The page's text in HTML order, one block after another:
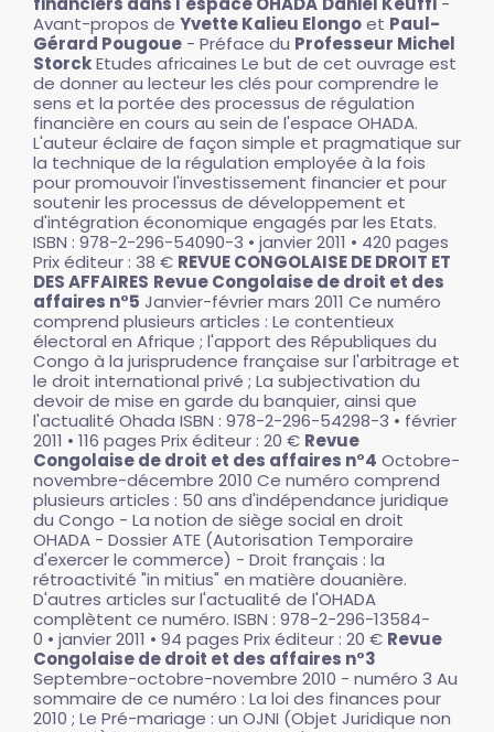
Avant-propos de Yvette Kalieu Elongoet Paul-
Gérard Pougoue - Préface du Professeur Michel
StorckEtudes africaines Le but de cet ouvrage est
de donner au lecteur les clés pour comprendre le
sens et la portée des processus de régulation
financière en cours au sein de l'espace OHADA.
L'auteur éclaire de façon simple et pragmatique sur
la technique de la régulation employée à la fois
pour promouvoir l'investissement financier et pour
soutenir les processus de développement et
d'intégration économique engagés par les Etats.
ISBN : 978-2-296-54090-3 • janvier 2011 • 420 pages
Prix éditeur : 38 € REVUE CONGOLAISE DE DROIT ET
DES AFFAIRES Revue Congolaise de droit et des
affaires n°5 Janvier-février mars 2011 Ce numéro
comprend plusieurs articles : Le contentieux
électoral en Afrique ; l'apport des Républiques du
Congo à la jurisprudence française sur l'arbitrage et
le droit international privé ; La subjectivation du
devoir de mise en garde du banquier, ainsi que
l'actualité Ohada ISBN : 978-2-296-54298-3 • février
2011 • 116 pages Prix éditeur : 20 € Revue
Congolaise de droit et des affaires n°4 Octobre-
novembre-décembre 2010 Ce numéro comprend
plusieurs articles : 50 ans d'indépendance juridique
du Congo - La notion de siège social en droit
OHADA - Dossier ATE (Autorisation Temporaire
d'exercer le commerce) - Droit français : la
rétroactivité "in mitius" en matière douanière.
D'autres articles sur l'actualité de l'OHADA
complètent ce numéro. ISBN : 978-2-296-13584-
0 • janvier 2011 • 94 pages Prix éditeur : 20 € Revue
Congolaise de droit et des affaires n°3
Septembre-octobre-novembre 2010 - numéro 3 Au
sommaire de ce numéro : La loi des finances pour
2010 ; Le Pré-mariage : un OJNI (Objet Juridique non